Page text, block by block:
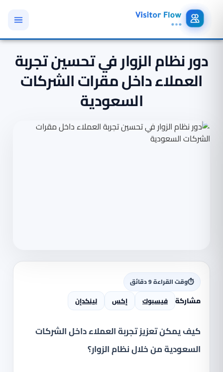
دور نظام الزوار في تحسين تجربة
العملاء داخل مقرات الشركات
السعودية
⏱وقت القراءة 9 دقائق
مشاركة فيسبوك إكس لينكدإن
كيف يمكن تعزيز تجربة العملاء داخل الشركات
السعودية من خلال نظام الزوار؟